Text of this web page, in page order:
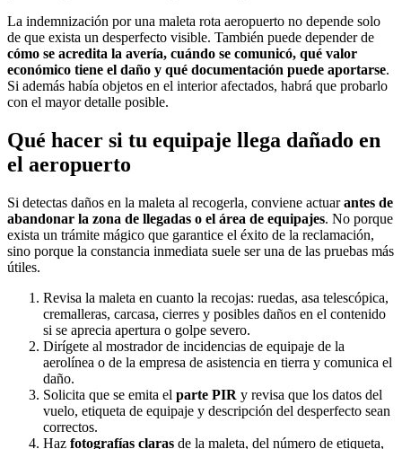
La indemnización por una maleta rota aeropuerto no depende solo
de que exista un desperfecto visible. También puede depender de
cómo se acredita la avería, cuándo se comunicó, qué valor
económico tiene el daño y qué documentación puede aportarse.
Si además había objetos en el interior afectados, habrá que probarlo
con el mayor detalle posible.
Qué hacer si tu equipaje llega dañado en
el aeropuerto
Si detectas daños en la maleta al recogerla, conviene actuarantes de
abandonar la zona de llegadas o el área de equipajes. No porque
exista un trámite mágico que garantice el éxito de la reclamación,
sino porque la constancia inmediata suele ser una de las pruebas más
útiles.
Revisa la maleta en cuanto la recojas: ruedas, asa telescópica,
cremalleras, carcasa, cierres y posibles daños en el contenido
si se aprecia apertura o golpe severo.
Dirígete al mostrador de incidencias de equipaje de la
aerolínea o de la empresa de asistencia en tierra y comunica el
daño.
Solicita que se emita el parte PIR y revisa que los datos del
vuelo, etiqueta de equipaje y descripción del desperfecto sean
correctos.
Haz fotografías claras de la maleta, del número de etiqueta,